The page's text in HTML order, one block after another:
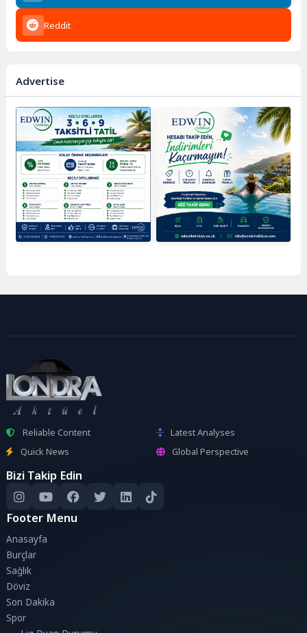
Reddit
Advertise
Reliable Content
Latest Analyses
Quick News
Global Perspective
Bizi Takip Edin
Footer Menu
Anasayfa
Burçlar
Sağlık
Döviz
Son Dakika
Spor